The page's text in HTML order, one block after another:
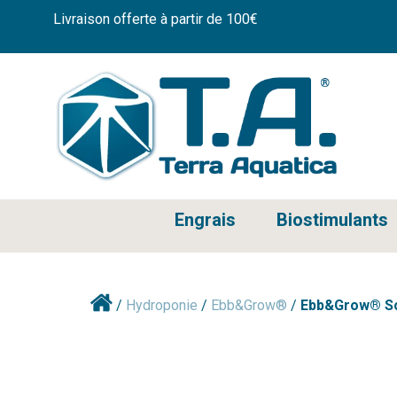
Livraison offerte à partir de 100€
Engrais Biostimulants
/ Hydroponie / Ebb&Grow® / Ebb&Grow®